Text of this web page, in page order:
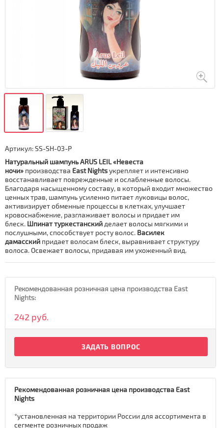
Артикул:SS-SH-03-P
Натуральный шампунь ARUS LEIL «Невеста
ночи» производства East Nightsукрепляет и интенсивно
восстанавливает поврежденные и ослабленные волосы.
Благодаря насыщенному составу, в который входит множество
ценных трав, шампунь усиленно питает луковицы волос,
активизирует обменные процессы в клетках, улучшает
кровоснабжение, разглаживает волосы и придает им
блеск. Шпинат туркестанский делает волосы мягкими и
послушными, способствует росту волос. Василек
дамасский придает волосам блеск, выравнивает структуру
волоса. Освежает волосы, придавая им ухоженный вид.
Рекомендованная розничная цена производства East
Nights:
242 руб.
ЗАДАТЬ ВОПРОС
Рекомендованная розничная цена производства East
Nights
*установленная на территории России для ассортимента в
сегменте розничных продаж